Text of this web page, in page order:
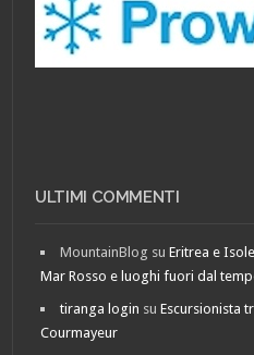
ULTIMI COMMENTI
MountainBlog suEritrea e
Mar Rosso e luoghi fuori dal
tiranga login suEscursionista
Courmayeur